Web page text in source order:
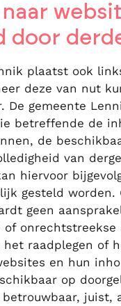
door
plaatst ook
deze van nut
De gemeente
betreffende de
de
van
hiervoor
gesteld worden.
geen
of onrechtstreekse
raadplegen of
en hun
op
juist,